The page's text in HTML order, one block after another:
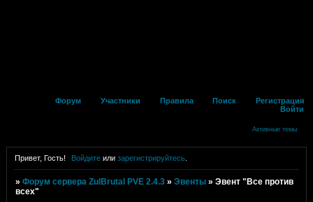
Форум Участники Правила Поиск
Регистрация
Войти
Активные темы
Привет, Гость! Войдите илизарегистрируйтесь
»Форум сервера ZulBrutal PVE 2.4.3 »Эвенты »Эвент "Все против
всех"